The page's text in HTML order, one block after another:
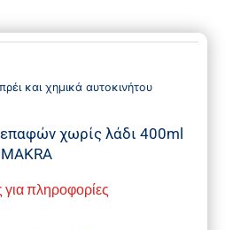
και χημικά αυτοκινήτου
χωρίς λάδι 400ml
MAKRA
πληροφορίες